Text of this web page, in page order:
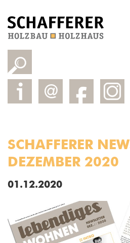
SCHAFFERER
DEZEMBER 2020
01.12.2020